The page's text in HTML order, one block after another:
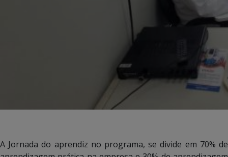
A Jornada do aprendiz no programa, se divide em 70% de